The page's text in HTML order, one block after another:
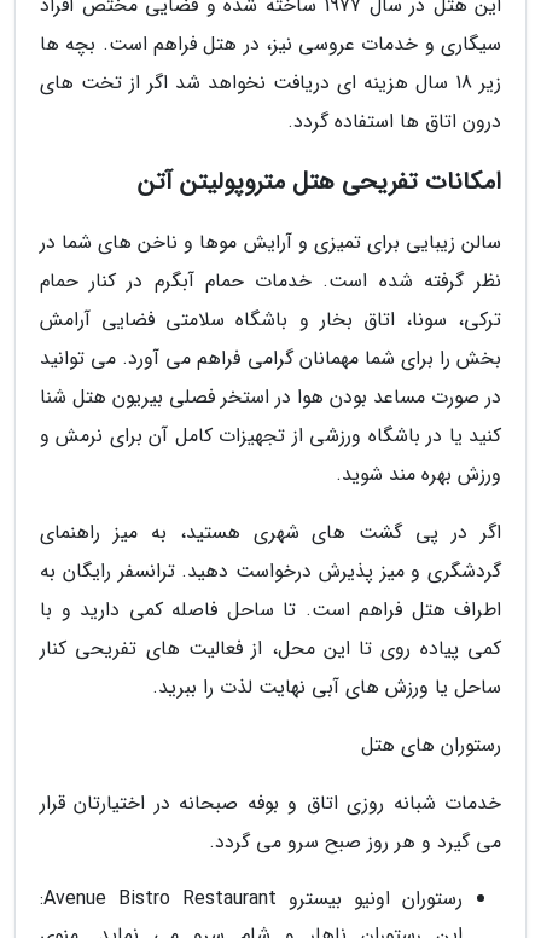
سیگاری و خدمات عروسی نیز، در هتل فراهم است. بچه ها
زیر 18 سال هزینه ای دریافت نخواهد شد اگر از تخت های
درون اتاق ها استفاده گردد.
امکانات تفریحی هتل متروپولیتن آتن
سالن زیبایی برای تمیزی و آرایش موها و ناخن های شما در
نظر گرفته شده است. خدمات حمام آبگرم در کنار حمام
ترکی، سونا، اتاق بخار و باشگاه سلامتی فضایی آرامش
بخش را برای شما مهمانان گرامی فراهم می آورد. می توانید
در صورت مساعد بودن هوا در استخر فصلی بیریون هتل شنا
کنید یا در باشگاه ورزشی از تجهیزات کامل آن برای نرمش و
ورزش بهره مند شوید.
اگر در پی گشت های شهری هستید، به میز راهنمای
گردشگری و میز پذیرش درخواست دهید. ترانسفر رایگان به
اطراف هتل فراهم است. تا ساحل فاصله کمی دارید و با
کمی پیاده روی تا این محل، از فعالیت های تفریحی کنار
ساحل یا ورزش های آبی نهایت لذت را ببرید.
رستوران های هتل
خدمات شبانه روزی اتاق و بوفه صبحانه در اختیارتان قرار
می گیرد و هر روز صبح سرو می گردد.
رستوران اونیو بیسترو Avenue Bistro Restaurant: